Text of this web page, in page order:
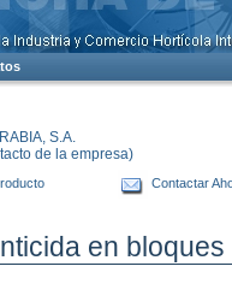
S.A.
de la empresa)
Contactar
en